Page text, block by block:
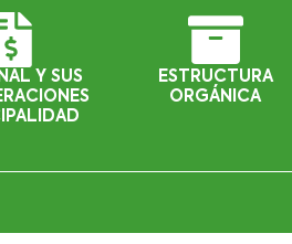
Y SUS
ESTRUCTURA
ORGÁNICA